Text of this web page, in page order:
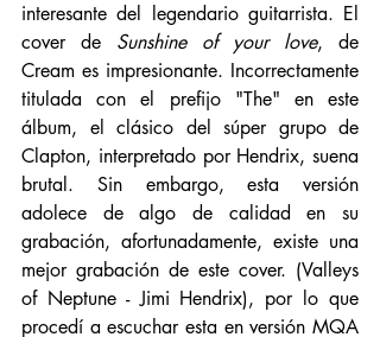
interesante del legendario guitarrista. El
cover de Sunshine of your love, de
Cream es impresionante. Incorrectamente
titulada con el prefijo "The" en este
álbum, el clásico del súper grupo de
Clapton, interpretado por Hendrix, suena
brutal. Sin embargo, esta versión
adolece de algo de calidad en su
grabación, afortunadamente, existe una
mejor grabación de este cover. (Valleys
of Neptune - Jimi Hendrix), por lo que
procedí a escuchar esta en versión MQA